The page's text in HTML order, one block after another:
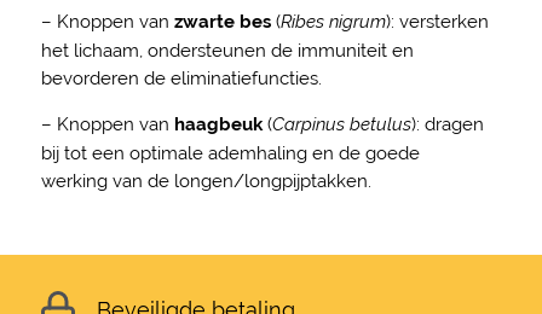
– Knoppen van zwarte bes(Ribes nigrum): versterken
het lichaam, ondersteunen de immuniteit en
bevorderen de eliminatiefuncties.
– Knoppen van haagbeuk(Carpinus betulus): dragen
bij tot een optimale ademhaling en de goede
werking van de longen/longpijptakken.